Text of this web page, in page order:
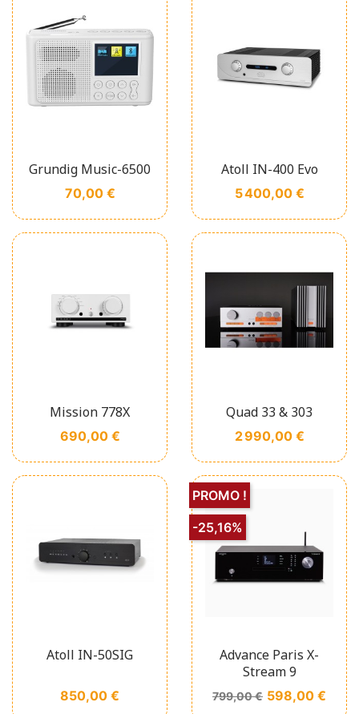
Grundig Music-6500
Prix
70,00 €
Atoll IN-400 Evo
Prix
5 400,00 €
Mission 778X
Prix
690,00 €
Quad 33 & 303
Prix
2 990,00 €
Atoll IN-50SIG
Prix
850,00 €
Advance Paris X-
Stream 9
Prix de base
799,00 € Prix
598,00 €
PROMO !
-25,16%